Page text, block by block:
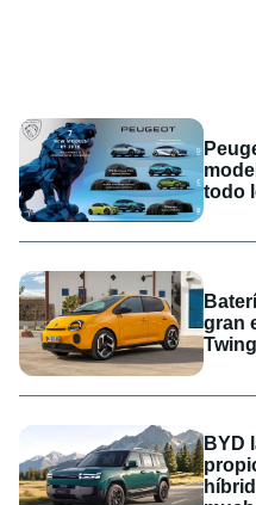
todo
gran
BYD